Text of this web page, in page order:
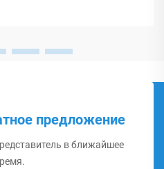
предложение
в ближайшее